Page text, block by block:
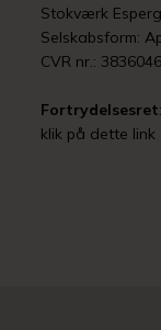
Stokværk
Selskabsform:
CVR nr.:
Fortrydelsesret:
klik på dette link